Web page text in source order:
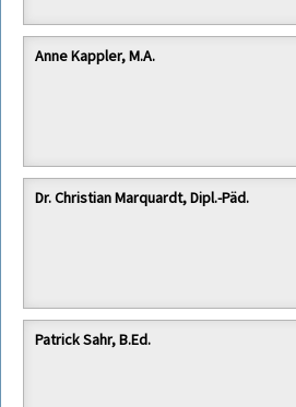
Anne Kappler, M.A.
Dr. Christian Marquardt, Dipl.-Päd.
Patrick Sahr, B.Ed.